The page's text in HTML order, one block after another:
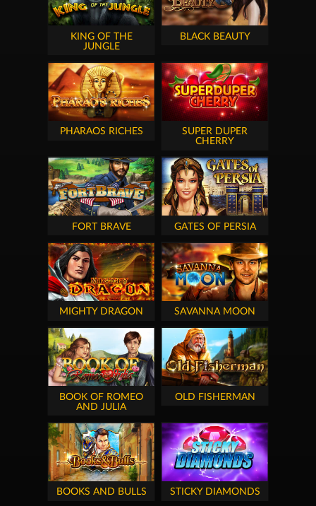
KING OF THE
JUNGLE
BLACK BEAUTY
PHARAOS RICHES
SUPER DUPER
CHERRY
FORT BRAVE GATES OF PERSIA
MIGHTY DRAGON SAVANNA MOON
BOOK OF ROMEO
AND JULIA
OLD FISHERMAN
BOOKS AND BULLS STICKY DIAMONDS